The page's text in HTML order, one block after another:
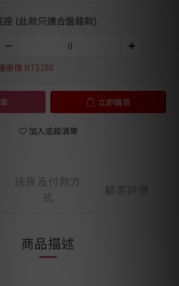
座 (此款只適合盤龍款)
惠價 NT$280
立即購買
加入追蹤清單
送貨及付款方
式
顧客評價
商品描述